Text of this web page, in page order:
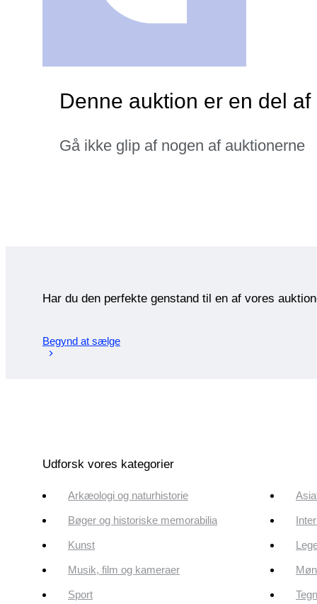
Denne auktion er en del
Gå ikke glip af nogen af auktionerne
Har du den perfekte genstand til en af vores
Begynd at sælge
Udforsk vores kategorier
Arkæologi og naturhistorie
Bøger og historiske memorabilia
Kunst
Musik, film og kameraer
Sport